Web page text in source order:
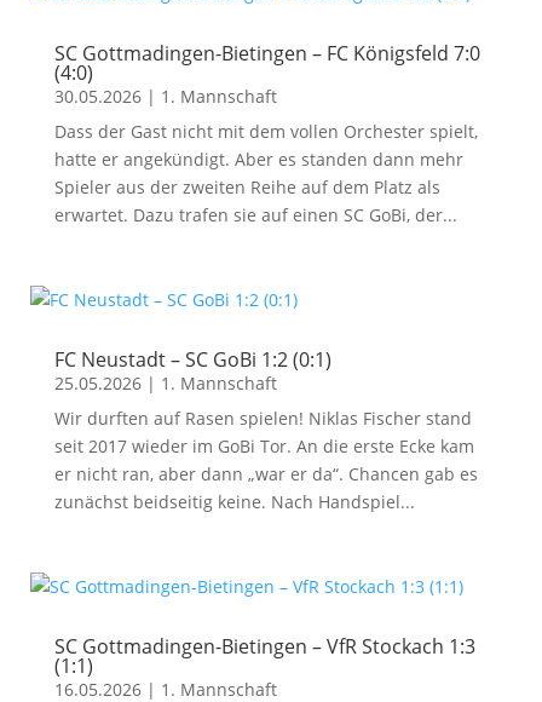
SC Gottmadingen-Bietingen – FC Königsfeld 7:0
(4:0)
30.05.2026| 1. Mannschaft
Dass der Gast nicht mit dem vollen Orchester spielt,
hatte er angekündigt. Aber es standen dann mehr
Spieler aus der zweiten Reihe auf dem Platz als
erwartet. Dazu trafen sie auf einen SC GoBi, der...
FC Neustadt – SC GoBi 1:2 (0:1)
25.05.2026| 1. Mannschaft
Wir durften auf Rasen spielen! Niklas Fischer stand
seit 2017 wieder im GoBi Tor. An die erste Ecke kam
er nicht ran, aber dann „war er da“. Chancen gab es
zunächst beidseitig keine. Nach Handspiel...
SC Gottmadingen-Bietingen – VfR Stockach 1:3
(1:1)
16.05.2026| 1. Mannschaft